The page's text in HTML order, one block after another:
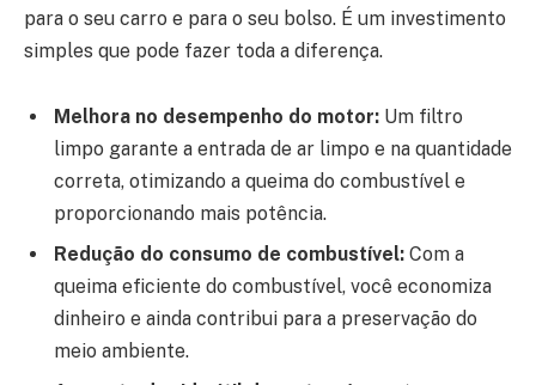
para o seu carro e para o seu bolso. É um investimento
simples que pode fazer toda a diferença.
Melhora no desempenho do motor: Um filtro
limpo garante a entrada de ar limpo e na quantidade
correta, otimizando a queima do combustível e
proporcionando mais potência.
Redução do consumo de combustível: Com a
queima eficiente do combustível, você economiza
dinheiro e ainda contribui para a preservação do
meio ambiente.